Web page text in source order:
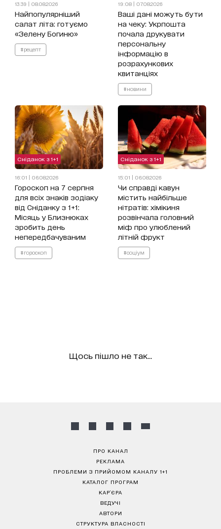
13:39 | 08.08.2026
Найпопулярніший
салат літа: готуємо
«Зелену Богиню»
#рецепт
19:08 | 07.08.2026
Ваші дані можуть бути
на чеку: Укрпошта
почала друкувати
персональну
інформацію в
розрахункових
квитанціях
#новини
Сніданок з 1+1
16:01 | 06.08.2026
Гороскоп на 7 серпня
для всіх знаків зодіаку
від Сніданку з 1+1:
Місяць у Близнюках
зробить день
непередбачуваним
#гороскоп
Сніданок з 1+1
15:01 | 06.08.2026
Чи справді кавун
містить найбільше
нітратів: хімікиня
розвінчала головний
міф про улюблений
літній фрукт
#соціум
Щось пішло не так...
ПРО КАНАЛ
РЕКЛАМА
ПРОБЛЕМИ З ПРИЙОМОМ КАНАЛУ 1+1
КАТАЛОГ ПРОГРАМ
КАР’ЄРА
ВЕДУЧІ
АВТОРИ
СТРУКТУРА ВЛАСНОСТІ